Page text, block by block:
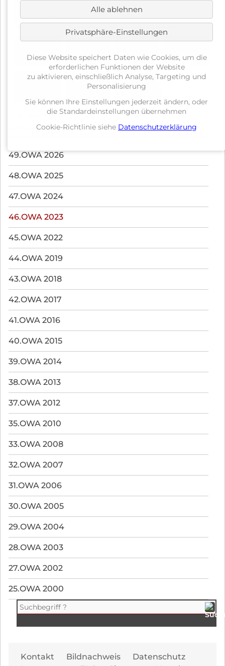
Anzahl: 7 Fotos
▲ nach oben
FOTOGALERIE
Navigation
49.OWA 2026
48.OWA 2025
47.OWA 2024
46.OWA 2023
45.OWA 2022
44.OWA 2019
43.OWA 2018
42.OWA 2017
41.OWA 2016
40.OWA 2015
39.OWA 2014
38.OWA 2013
37.OWA 2012
35.OWA 2010
33.OWA 2008
32.OWA 2007
31.OWA 2006
30.OWA 2005
29.OWA 2004
28.OWA 2003
27.OWA 2002
25.OWA 2000
Kontakt Bildnachweis
Datenschutz
Alle ablehnen
Privatsphäre-Einstellungen
Diese Website speichert Daten wie Cookies, um die
erforderlichen Funktionen der Website
zu aktivieren, einschließlich Analyse, Targeting und
Personalisierung
Sie können Ihre Einstellungen jederzeit ändern, oder
die Standardeinstellungen übernehmen
Cookie-Richtlinie siehe Datenschutzerklärung